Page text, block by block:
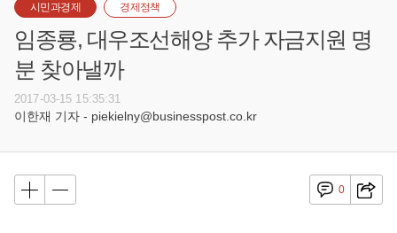
시민과경제 경제정책
임종룡, 대우조선해양 추가 자금지원 명
분 찾아낼까
2017-03-15 15:35:31
이한재 기자 - piekielny@businesspost.co.kr
0